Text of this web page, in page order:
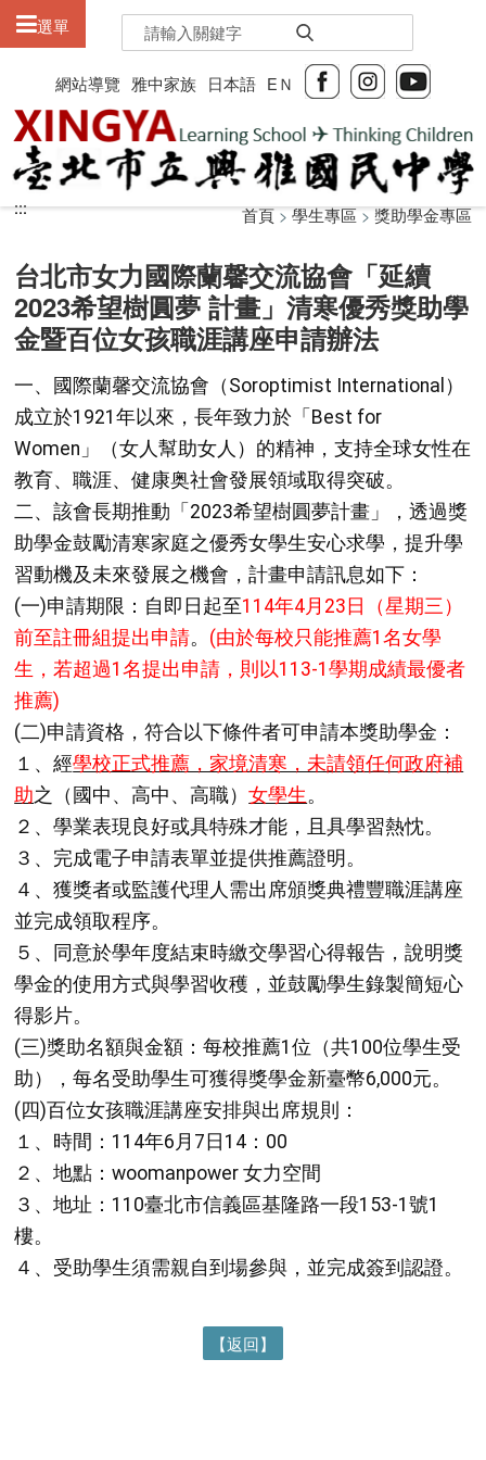
網站導覽 雅中家族 日本語 EＮ
選單
:::
:::
台北市女力國際蘭馨交流協會「延續
2023希望樹圓夢 計畫」清寒優秀獎助學
金暨百位女孩職涯講座申請辦法
首頁>學生專區>獎助學金專區
一、國際蘭馨交流協會（Soroptimist International）
成立於1921年以來，長年致力於「Best for
Women」（女人幫助女人）的精神，支持全球女性在
教育、職涯、健康奥社會發展領域取得突破。
二、該會長期推動「2023希望樹圓夢計畫」，透過獎
助學金鼓勵清寒家庭之優秀女學生安心求學，提升學
習動機及未來發展之機會，計畫申請訊息如下：
(一)申請期限：自即日起至114年4月23日（星期三）
前至註冊組提出申請。 (由於每校只能推薦1名女學
生，若超過1名提出申請，則以113-1學期成績最優者
推薦)
(二)申請資格，符合以下條件者可申請本獎助學金：
１、經學校正式推薦，家境清寒，未請領任何政府補
助之（國中、高中、高職）女學生 。
２、學業表現良好或具特殊才能，且具學習熱忱。
３、完成電子申請表單並提供推薦證明。
４、獲獎者或監護代理人需出席頒獎典禮豐職涯講座
並完成領取程序。
５、同意於學年度結束時繳交學習心得報告，說明獎
學金的使用方式與學習收穫，並鼓勵學生錄製簡短心
得影片。
(三)獎助名額與金額：每校推薦1位（共100位學生受
助），每名受助學生可獲得獎學金新臺幣6,000元。
(四)百位女孩職涯講座安排與出席規則：
１、時間：114年6月7日14：00
２、地點：woomanpower 女力空間
３、地址：110臺北市信義區基隆路一段153-1號1
樓。
４、受助學生須需親自到場參與，並完成簽到認證。
【返回】